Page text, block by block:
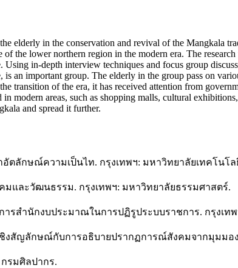
elderly in the conservation and revival of the Mangkala
the lower northern region in the modern era. The
in-depth interview techniques and focus group
an important group. The elderly in the group pass on
transition of the era, it has received attention from
modern areas, such as shopping malls, cultural
and spread it further.
ตลักษณ์ความเป็นไท. กรุงเทพฯ: มหาวิทยาลัยเทคโนโ
มและวัฒนธรรม. กรุงเทพฯ: มหาวิทยาลัยธรรมศาสตร์.
ารสำนักงบประมาณในการปฏิรูประบบราชการ. กรุง
งสัญลักษณ์กับการอธิบายปรากฏการณ์สังคมจากมุมมอง
กรมศิลปากร.